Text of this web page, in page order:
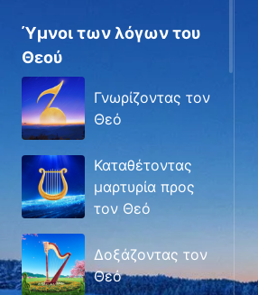
Ύμνοι των λόγων του
Θεού
Γνωρίζοντας τον
Θεό
Καταθέτοντας
μαρτυρία προς
τον Θεό
Δοξάζοντας τον
Θεό